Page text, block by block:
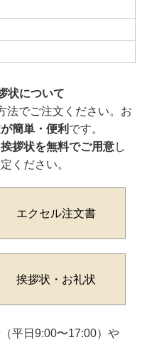
状について
法でご注文ください。お
簡単・便利 です。
拶状を無料でご用意し
ください。
エクセル注文書
挨拶状・お礼状
平日9:00〜17:00）や